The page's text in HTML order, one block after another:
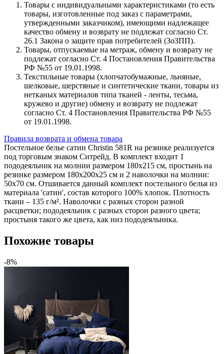
Товары с индивидуальными характеристиками (то есть
товары, изготовленные под заказ с параметрами,
утвержденными заказчиком), имеющими надлежащее
качество обмену и возврату не подлежат согласно Ст.
26.1 Закона о защите прав потребителей (ЗоЗПП).
Товары, отпускаемые на метраж, обмену и возврату не
подлежат согласно Ст. 4 Постановления Правительства
РФ №55 от 19.01.1998.
Текстильные товары (хлопчатобумажные, льняные,
шелковые, шерстяные и синтетические ткани, товары из
нетканых материалов типа тканей - ленты, тесьма,
кружево и другие) обмену и возврату не подлежат
согласно Ст. 4 Постановления Правительства РФ №55
от 19.01.1998.
Правила возврата и обмена товара
Постельное белье сатин Christin 581R на резинке реализуется
под торговым знаком Ситрейд. В комплект входит 1
пододеяльник на молнии размером 180х215 см, простынь на
резинке размером 180х200х25 см и 2 наволочки на молнии:
50х70 см. Отшивается данный комплект постельного белья из
материала 'сатин', состав которого 100% хлопок. Плотность
ткани – 135 г/м². Наволочки с разных сторон разной
расцветки; пододеяльник с разных сторон разного цвета;
простыня такого же цвета, как низ пододеяльника.
Похожие товары
-8%